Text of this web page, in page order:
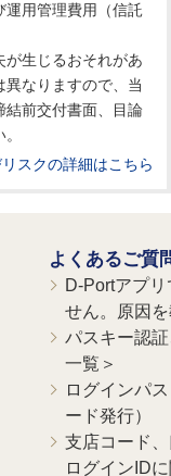
運用管理費用（信託
が生じるおそれがあ
異なりますので、当
結前交付書面、目論
スクの詳細はこちら
よくあるご質
D-Portアプ
せん。原因
パスキー認
一覧＞
ログインパ
ード発行）
支店コード
ログインID